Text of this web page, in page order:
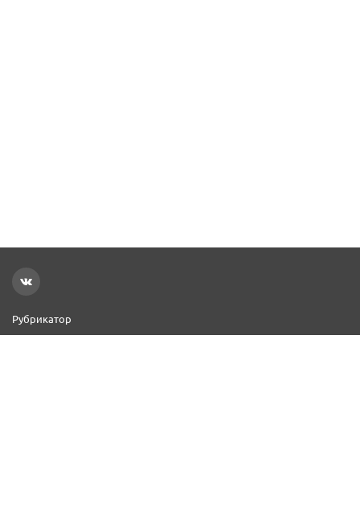
Рубрикатор